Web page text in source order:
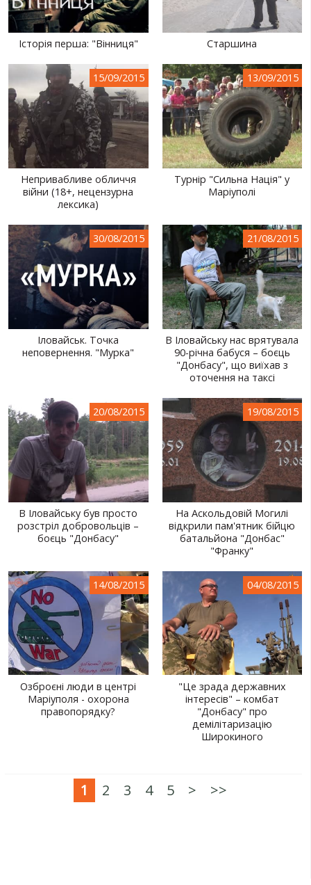
Історія перша: "Вінниця" Старшина
15/09/2015
Непривабливе обличчя
війни (18+, нецензурна
лексика)
13/09/2015
Турнір "Сильна Нація" у
Маріуполі
30/08/2015
Іловайськ. Точка
неповернення. "Мурка"
21/08/2015
В Іловайську нас врятувала
90-річна бабуся – боєць
"Донбасу", що виїхав з
оточення на таксі
20/08/2015
В Іловайську був просто
розстріл добровольців –
боєць "Донбасу"
19/08/2015
На Аскольдовій Могилі
відкрили пам'ятник бійцю
батальйона "Донбас"
"Франку"
14/08/2015
Озброєні люди в центрі
Маріуполя - охорона
правопорядку?
04/08/2015
"Це зрада державних
інтересів" – комбат
"Донбасу" про
демілітаризацію
Широкиного
1 2 3 4 5 > >>